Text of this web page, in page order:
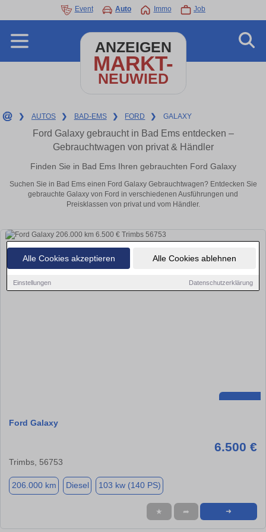
Alle Cookies akzeptieren Alle Cookies ablehnen
Einstellungen Datenschutzerklärung
Event Auto Immo Job
ANZEIGEN
MARKT-
NEUWIED
❯ AUTOS ❯ BAD-EMS ❯ FORD ❯ GALAXY
Ford Galaxy gebraucht in Bad Ems entdecken –
Gebrauchtwagen von privat & Händler
Finden Sie in Bad Ems Ihren gebrauchten Ford Galaxy
Suchen Sie in Bad Ems einen Ford Galaxy Gebrauchtwagen? Entdecken Sie
gebrauchte Galaxy von Ford in verschiedenen Ausführungen und
Preisklassen von privat und vom Händler.
Ford Galaxy
6.500 €
Trimbs, 56753
206.000 km Diesel 103 kw (140 PS)
★ ➦ ➜